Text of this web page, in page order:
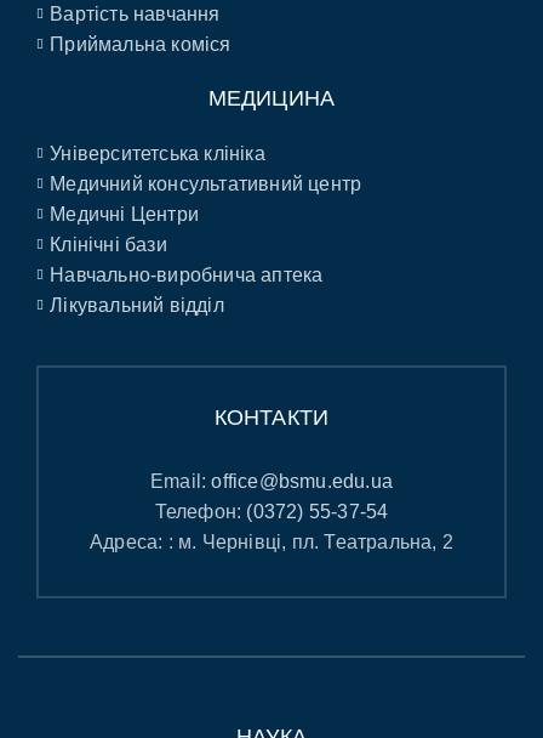
Вартість навчання
Приймальна коміся
МЕДИЦИНА
Університетська клініка
Медичний консультативний центр
Медичні Центри
Клінічні бази
Навчально-виробнича аптека
Лікувальний відділ
КОНТАКТИ
Email:office@bsmu.edu.ua
Телефон: (0372) 55-37-54
Адреса: : м. Чернівці, пл. Театральна, 2